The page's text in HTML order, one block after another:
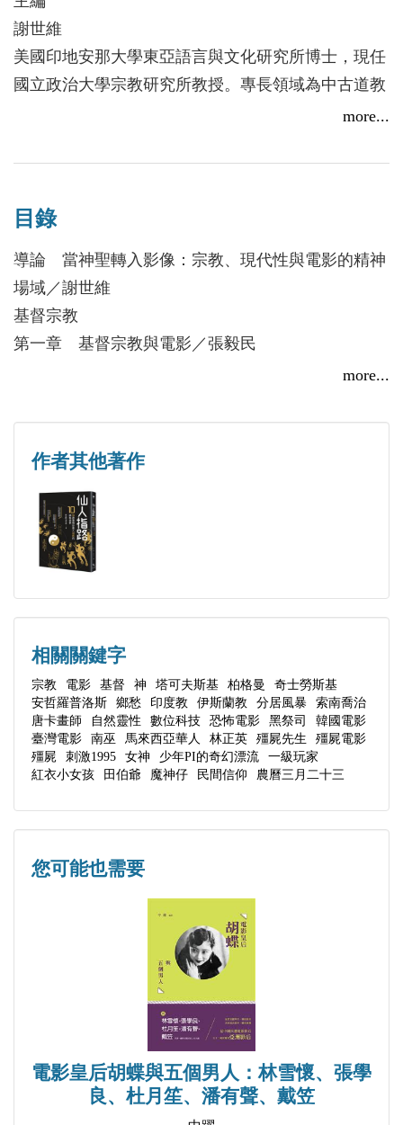
柏格曼、奇士勞斯基與安哲羅普洛斯等大師作品。在
這些影片中，神不以奇蹟顯現，而是以缺席與沉默成
為背景。
藉由印度大師薩亞·吉雷的經典《女神》，探討信
承擔的倫理災難與生存困境。
◎伊斯蘭教
透過伊朗電影《分居風暴》審視高度宗教化社會中，
宗教法、社會規範與生存策略彼此衝突所製造出的現
實裂縫。
社會下的轉型。
◎自然靈性
泛靈感知電影如何透過風景與非人時間尺度，展現去
人類中心化的超越風格。
剖析韓國《黑祭司》、臺灣恐怖電影以及馬來西亞
《南巫》中的當代宗教影像如何在外靈附身、怨恨爆
發、民俗儀式與政治隱喻之間，展現出超越性的逼
近、變形或失敗。同時，透過林正英殭屍電影大時代
的探討，批判宗教符號如何被市場機制與奇觀敘事功
◎數位科技時代的當代回應
滿足，反向消解了超越風格所容許的沉默，重新界定
當代影像與宗教的結構性轉變。
這並非一本單純介紹宗教題材電影的文集，而是一項
嚴肅對待神聖問題的哲學與美學嘗試。當神不再說
話，終極意義不再被保證，本書為我們開闢了一條不
以信仰告白為前提的路徑，讓我們在光影的節制與斷
裂之中，學會與超越的不可抵達性共存。
謝世維
美國印地安那大學東亞語言與文化研究所博士，現任
國立政治大學宗教研究所教授。專長領域為中古道教
經典與文獻、道教與佛教交涉研究、當代靈性運動研
《大梵彌羅：中古時期道教經典中的佛教》、《鴻濛
教與密教文化研究》、《神嶽蒼潤：十四世紀南方道
教的山林隱逸、修練技藝與山水藝術》等書。編有
《仙人指路——10個故事帶你進入道教的神秘世界》
（與李忠達合編）、《道教概論》等書。
政治大學宗教研究所碩士生，曾經於中國電影製片廠
擔任製片與導演，離開製片廠後導演了一部有關臺灣
二二八受難者的人文電影《天公金》，獲得許多的回
響。最近作品有《看見靈魂的那隻眼 師公》、《農
曆三月二十三》，是少數以臺灣宗教為題材的電影導
杜文仁
臺大哲研所碩士，世界文化學院院長。研究專長為哲
學、歷史與文化評論，是《後資本主義社會》書評作
者，並曾推動民間哲學課程，關注社會文化與靈性發
展。譯有《科學方法新論》、《大現身》。
吳奕均
國立政治大學傳播學院博士生，研究興趣為華語恐怖
數項台灣官方文學獎，編劇作品也曾入圍國際影展。
東吳大學中文所碩士。研究專長為香港殭屍電影，碩
士論文〈紅繩糯米今猶在，一張靈符命鬼神——明清
筆記中的殭屍故事及當代香港電影（1980-2002）的
法國巴黎大學索爾邦藝術史博士、國立清華大學藝術
more...
目錄
導論 當神聖轉入影像：宗教、現代性與電影的精神
場域／謝世維
基督宗教
第一章 基督宗教與電影／張毅民
第二章 神沉默之後的影像宗教性：塔可夫斯基、柏
第三章 影之道／杜文仁
第四章 塔可夫斯基電影中的聖愚主題：從《鄉愁》
世界宗教與其他
第五章 印度教與電影／黃柏棋
第六章 從《分居風暴》看伊朗社會生活的宗教面向
／戴忠杰
第七章 紀錄片《索南喬治：唐卡畫師的神聖與世
俗》：青海熱貢吾屯唐卡畫師的觀察／陳乃華、陳小
第八章 自然靈性與影像、文字／楊美芬
第九章 數位科技、宗教與電影／張毅民
東亞宗教
第十二章 從《南巫》中鬼神的符號意義探討馬來西
亞華人認同之困境／許原綸
第十三章 透過長青哲學尋覓宗教電影的靈性／王重
第十四章 睇見，睇見，心慌慌——林正英與殭屍大
more...
作者其他著作
相關關鍵字
宗教 電影 基督 神 塔可夫斯基 柏格曼
奇士勞斯基
安哲羅普洛斯
鄉愁 印度教 伊斯蘭教 分居風暴
索南喬治
唐卡畫師
自然靈性 數位科技 恐怖電影 黑祭司
韓國電影
臺灣電影
南巫 馬來西亞華人 林正英 殭屍先生
殭屍電影
殭屍
刺激1995 女神 少年PI的奇幻漂流
一級玩家
紅衣小女孩
田伯爺 魔神仔 民間信仰 農曆三月二十三
您可能也需要
電影皇后胡蝶與五個男人：林雪懷、張學
良、杜月笙、潘有聲、戴笠